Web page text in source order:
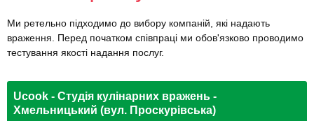
Ми ретельно підходимо до вибору компаній, які надають
враження. Перед початком співпраці ми обов'язково проводимо
тестування якості надання послуг.
Ucook - Студія кулінарних вражень -
Хмельницький (вул. Проскурівська)